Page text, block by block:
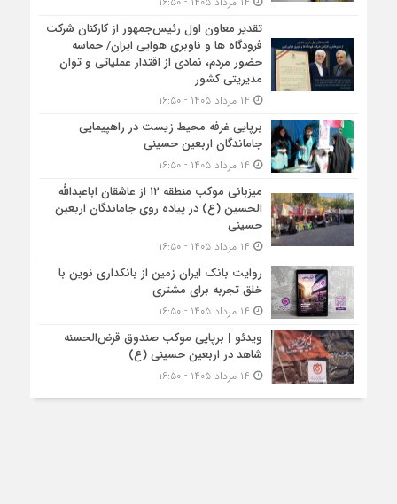
تقدیر معاون اول رئیس‌جمهور از کارکنان شرکت
فرودگاه ها و ناوبری هوایی ایران/ حماسه
حضور مردم، نمادی از اقتدار عملیاتی و توان
مدیریتی کشور
برپایی غرفه محیط زیست در راهپیمایی
جاماندگان اربعین حسینی
میزبانی موکب منطقه ۱۲ از عاشقان اباعبدالله
الحسین (ع) در پیاده روی جاماندگان اربعین
حسینی
روایت بانک ایران زمین از بانکداری نوین با
خلق تجربه برای مشتری
ویدئو | برپایی موکب صندوق قرض‌الحسنه
شاهد در اربعین حسینی (ع)